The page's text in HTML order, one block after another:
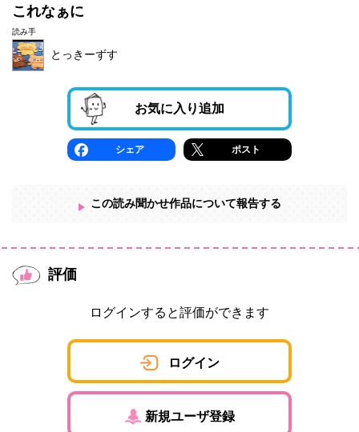
これなぁに
読み手
とっきーずす
お気に入り追加
シェア ポスト
この読み聞かせ作品について報告する
評価
ログインすると評価ができます
ログイン
新規ユーザ登録